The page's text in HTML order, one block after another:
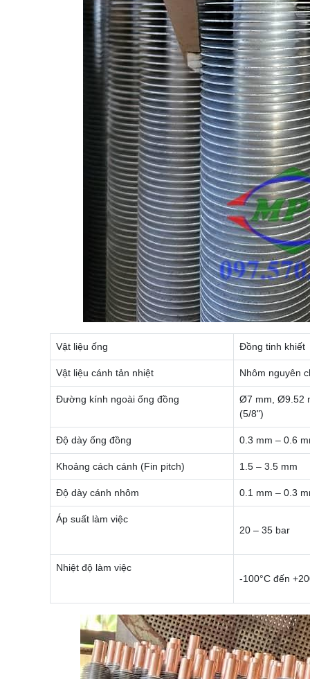
Vật liệu ống Đồng tinh khiết
Vật liệu cánh tản nhiệt Nhôm nguyên
Đường kính ngoài ống đồng
Ø7 mm, Ø9.52
(5/8")
Độ dày ống đồng 0.3 mm – 0.6
Khoảng cách cánh (Fin pitch) 1.5 – 3.5 mm
Độ dày cánh nhôm 0.1 mm – 0.3
Áp suất làm việc
20 – 35 bar
Nhiệt độ làm việc
-100°C đến